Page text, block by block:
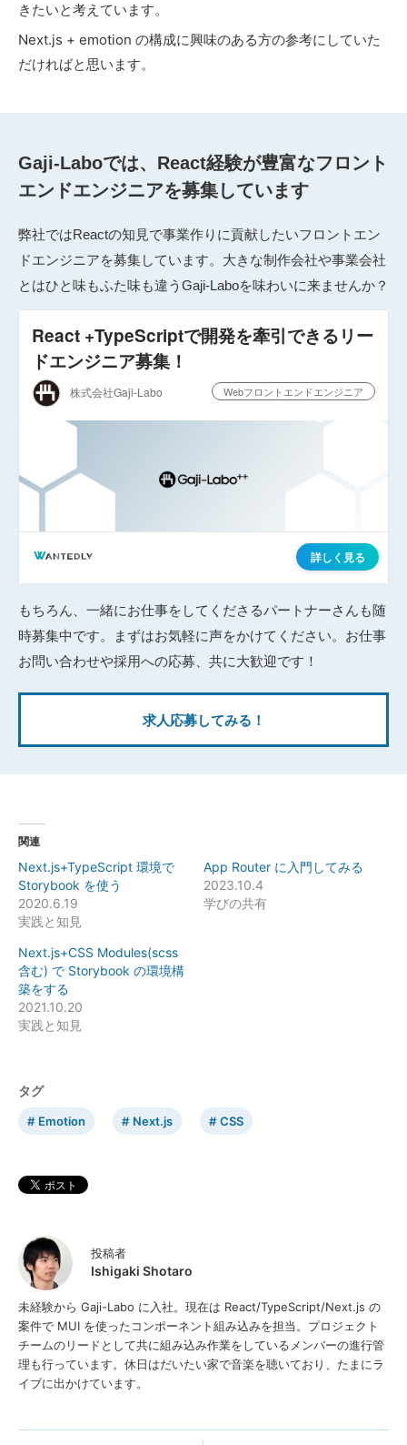
きたいと考えています。
Next.js + emotion の構成に興味のある方の参考にしていた
だければと思います。
Gaji-Laboでは、React経験が豊富なフロント
エンドエンジニアを募集しています
弊社ではReactの知見で事業作りに貢献したいフロントエン
ドエンジニアを募集しています。大きな制作会社や事業会社
とはひと味もふた味も違うGaji-Laboを味わいに来ませんか？
もちろん、一緒にお仕事をしてくださるパートナーさんも随
時募集中です。まずはお気軽に声をかけてください。お仕事
お問い合わせや採用への応募、共に大歓迎です！
求人応募してみる！
関連
Next.js+TypeScript 環境で
Storybook を使う
2020.6.19
実践と知見
App Router に入門してみる
2023.10.4
学びの共有
Next.js+CSS Modules(scss
含む) で Storybook の環境構
築をする
2021.10.20
実践と知見
タグ
Emotion Next.js CSS
投稿者
Ishigaki Shotaro
未経験から Gaji-Labo に入社。現在は React/TypeScript/Next.js の
案件で MUI を使ったコンポーネント組み込みを担当。プロジェクト
チームのリードとして共に組み込み作業をしているメンバーの進行管
理も行っています。休日はだいたい家で音楽を聴いており、たまにラ
イブに出かけています。